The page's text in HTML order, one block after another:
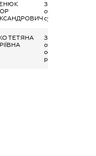
Заробітна плата
отримана за
сумісництвом
ТЕТЯНА
Заробітна плата
отримана за
основним місцем
роботи